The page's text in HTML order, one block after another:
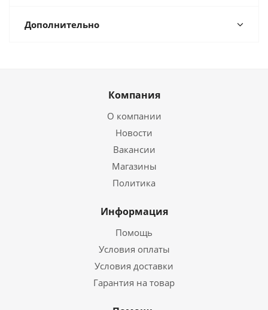
Дополнительно
Компания
О компании
Новости
Вакансии
Магазины
Политика
Информация
Помощь
Условия оплаты
Условия доставки
Гарантия на товар